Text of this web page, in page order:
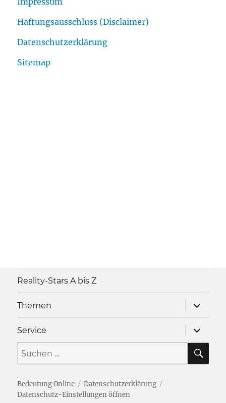
Haftungsausschluss (Disclaimer)
Datenschutzerklärung
Sitemap
Reality-Stars A bis Z
Themen
anzeigen
Service
anzeigen
Suche
nach:
Bedeutung Online
Datenschutzerklärung
Datenschutz-Einstellungen öffnen